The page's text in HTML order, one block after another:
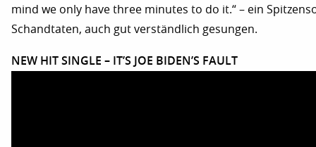
mind we only have three minutes to do it.“ – ein
Schandtaten, auch gut verständlich gesungen.
NEW HIT SINGLE – IT’S JOE BIDEN’S FAULT